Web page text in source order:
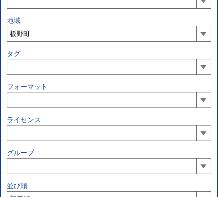
地域
タグ
フォーマット
ライセンス
グループ
並び順